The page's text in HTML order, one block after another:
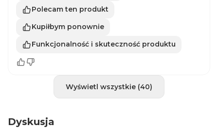
Polecam ten produkt
Kupiłbym ponownie
Funkcjonalność i skuteczność produktu
Wyświetl wszystkie (40)
Dyskusja